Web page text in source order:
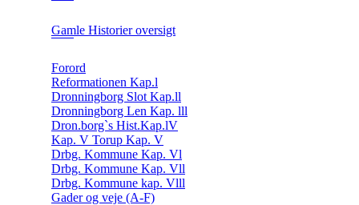
Gamle Historier oversigt
Forord
Reformationen Kap.l
Dronningborg Slot Kap.ll
Dronningborg Len Kap. lll
Dron.borg`s Hist.Kap.lV
Kap. V Torup Kap. V
Drbg. Kommune Kap. Vl
Drbg. Kommune Kap. Vll
Drbg. Kommune kap. Vlll
Gader og veje (A-F)